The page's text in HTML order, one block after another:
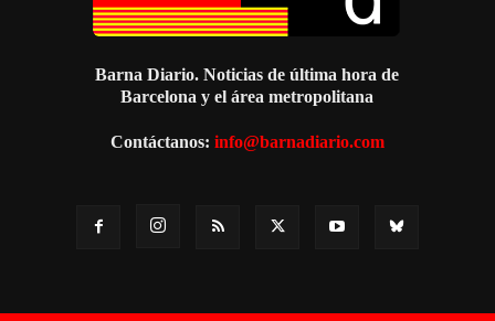
Barna Diario. Noticias de última hora de
Barcelona y el área metropolitana
Contáctanos: info@barnadiario.com